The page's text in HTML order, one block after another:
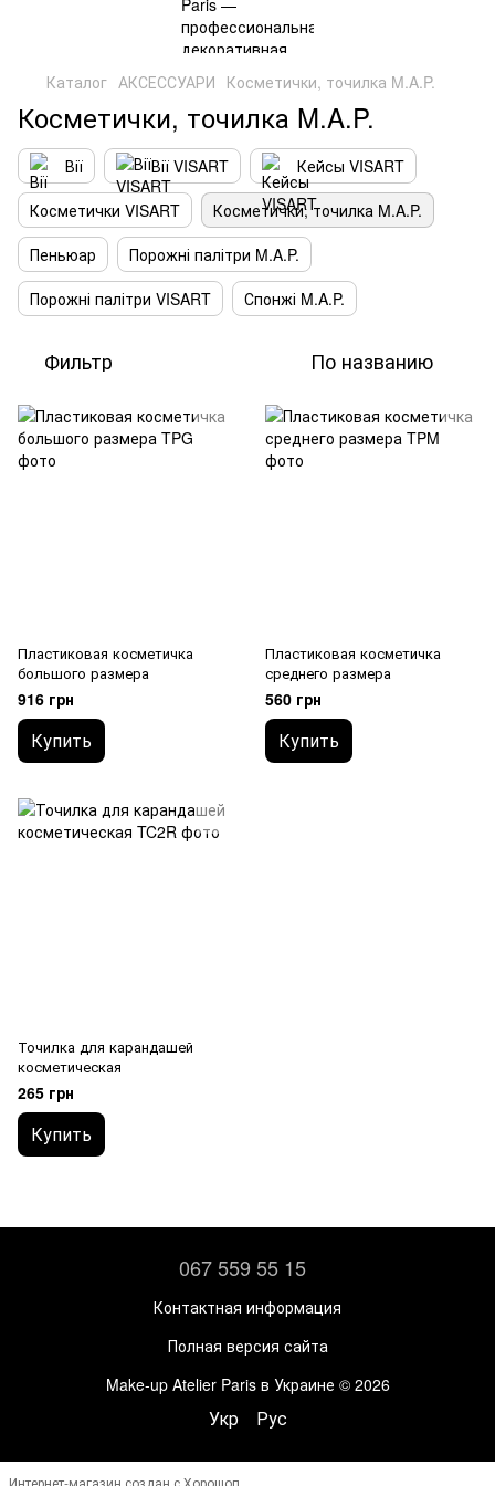
Каталог АКСЕССУАРИ Косметички, точилка M.A.P.
Косметички, точилка M.A.P.
Вії Вії VISART
Кейсы VISART
Косметички VISART
Косметички, точилка M.A.P.
Пеньюар
Порожні палітри M.A.P.
Порожні палітри VISART
Спонжі M.A.P.
Фильтр По названию
Пластиковая косметичка
большого размера
916 грн
Купить
Пластиковая косметичка
среднего размера
560 грн
Купить
Точилка для карандашей
косметическая
265 грн
Купить
067 559 55 15
Контактная информация
Полная версия сайта
Make-up Atelier Paris в Украине © 2026
Укр Рус